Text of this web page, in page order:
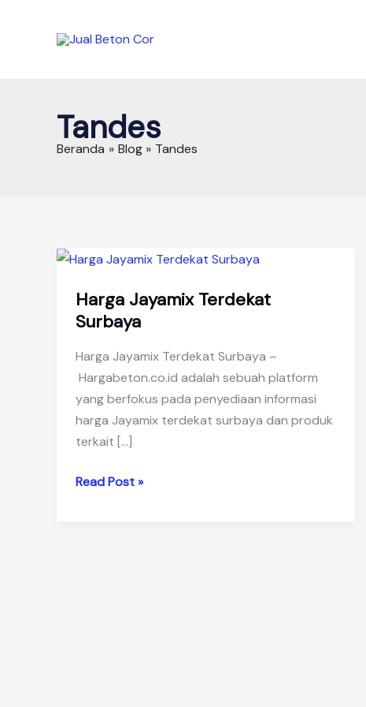
Tandes
Beranda Blog Tandes
Harga Jayamix Terdekat
Surbaya
Harga Jayamix Terdekat Surbaya –
Hargabeton.co.id adalah sebuah platform
yang berfokus pada penyediaan informasi
harga Jayamix terdekat surbaya dan produk
terkait […]
Harga
Read Post »